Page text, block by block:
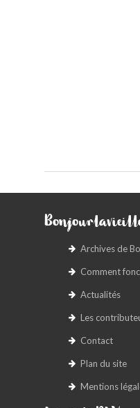
Archives de
Comment
Actualités
Les
Contact
Plan du site
Mentions